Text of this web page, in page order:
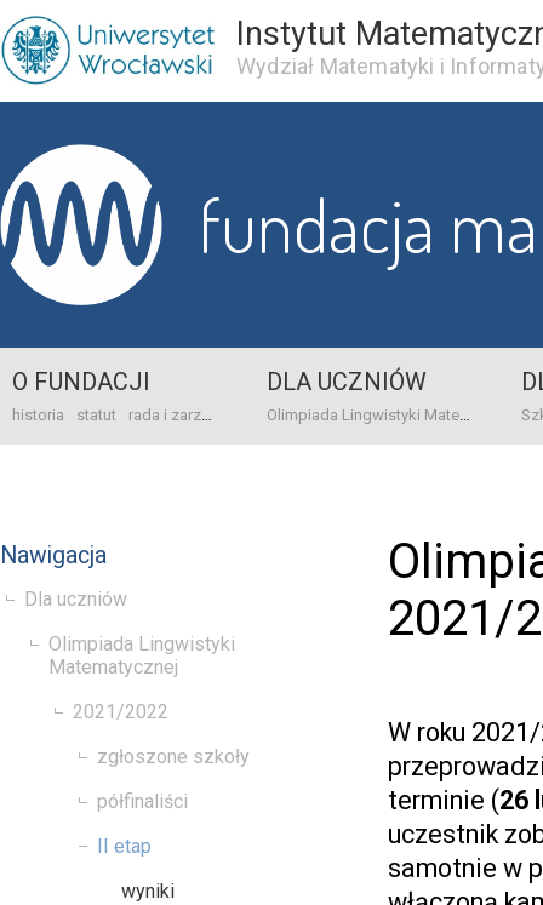
Instytut
Wydział Matematyki i
fundacja
O FUNDACJI
historia statut rada i zarząd dane bankowo-adresowe kontakt
DLA UCZNIÓW
Olimpiada Lingwistyki Matematycznej
Nawigacja
Dla uczniów
Olimpiada Lingwistyki
Matematycznej
2021/2022
zgłoszone szkoły
półfinaliści
II etap
wyniki
2021/
W roku
terminie (26
uczestnik
samotnie w